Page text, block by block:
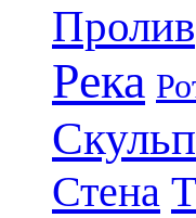
Пролив
Река
Стена